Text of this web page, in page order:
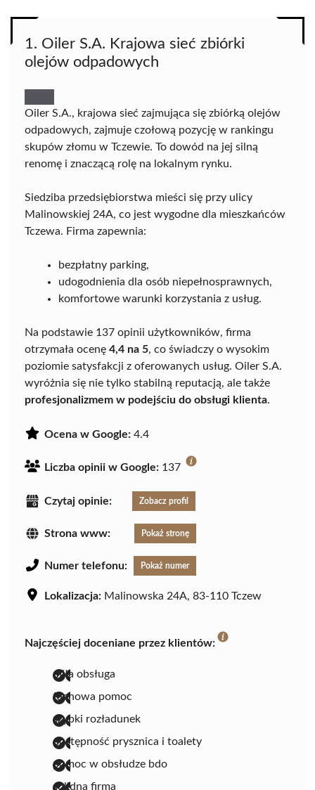
1. Oiler S.A. Krajowa sieć zbiórki
olejów odpadowych
Oiler S.A., krajowa sieć zajmująca się zbiórką olejów
odpadowych, zajmuje czołową pozycję w rankingu
skupów złomu w Tczewie. To dowód na jej silną
renomę i znaczącą rolę na lokalnym rynku.
Siedziba przedsiębiorstwa mieści się przy ulicy
Malinowskiej 24A, co jest wygodne dla mieszkańców
Tczewa. Firma zapewnia:
bezpłatny parking,
udogodnienia dla osób niepełnosprawnych,
komfortowe warunki korzystania z usług.
Na podstawie 137 opinii użytkowników, firma
otrzymała ocenę 4,4 na 5, co świadczy o wysokim
poziomie satysfakcji z oferowanych usług. Oiler S.A.
wyróżnia się nie tylko stabilną reputacją, ale także
profesjonalizmem w podejściu do obsługi klienta.
Ocena w Google: 4.4
Liczba opinii w Google: 137
Czytaj opinie: Zobacz profil
Strona www: Pokaż stronę
Numer telefonu: Pokaż numer
Lokalizacja: Malinowska 24A, 83-110 Tczew
Najczęściej doceniane przez klientów:
miła obsługa
fachowa pomoc
szybki rozładunek
dostępność prysznica i toalety
pomoc w obsłudze bdo
solidna firma